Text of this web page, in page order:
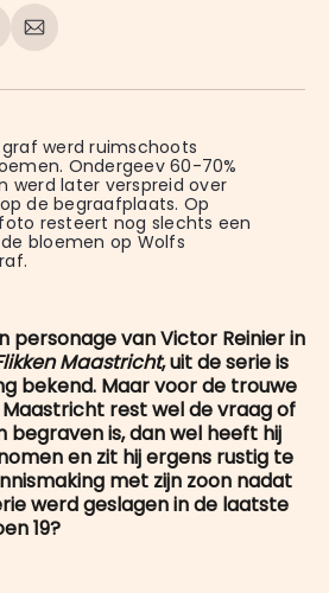
Deel
E-
werd ruimschoots
Ondergeev 60-70%
werd later verspreid over
de begraafplaats. Op
resteert nog slechts een
bloemen op Wolfs
personage van Victor Reinier in
Maastricht, uit de serie is
bekend. Maar voor de trouwe
rest wel de vraag of
begraven is, dan wel heeft hij
en zit hij ergens rustig te
met zijn zoon nadat
werd geslagen in de laatste
19?